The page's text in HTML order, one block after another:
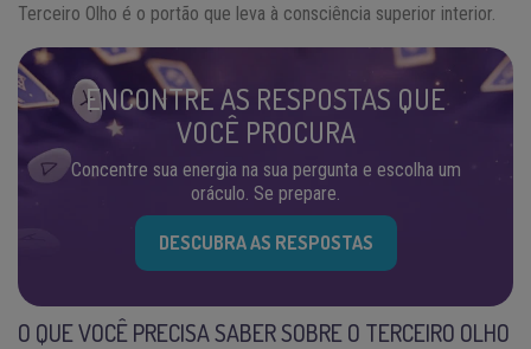
Terceiro Olho é o portão que leva à consciência superior interior.
ENCONTRE AS RESPOSTAS QUE
VOCÊ PROCURA
Concentre sua energia na sua pergunta e escolha um
oráculo. Se prepare.
DESCUBRA AS RESPOSTAS
O QUE VOCÊ PRECISA SABER SOBRE O TERCEIRO OLHO